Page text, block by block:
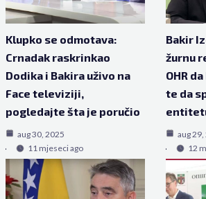
Klupko se odmotava:
Crnadak raskrinkao
Dodika i Bakira uživo na
Face televiziji,
pogledajte šta je poručio
aug 30, 2025
11 mjeseci ago
Bakir
žurnu
OHR
te da
aug
12